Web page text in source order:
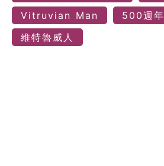
Vitruvian Man
500週年
維特魯威人